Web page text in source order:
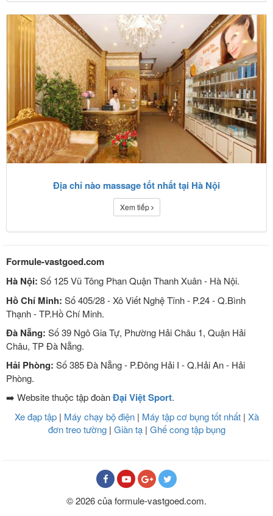
Địa chỉ nào massage tốt nhất tại Hà Nội
Xem tiếp
Formule-vastgoed.com
Hà Nội: Số 125 Vũ Tông Phan Quận Thanh Xuân - Hà Nội.
Hồ Chí Minh: Số 405/28 - Xô Viết Nghệ Tĩnh - P.24 - Q.Bình
Thạnh - TP.Hồ Chí Minh.
Đà Nẵng: Số 39 Ngô Gia Tự, Phường Hải Châu 1, Quận Hải
Châu, TP Đà Nẵng.
Hải Phòng: Số 385 Đà Nẵng - P.Đông Hải I - Q.Hải An - Hải
Phòng.
➡️ Website thuộc tập đoànĐại Việt Sport.
Xe đạp tập| Máy chạy bộ điện| Máy tập cơ bụng tốt nhất| Xà
đơn treo tường| Giàn tạ| Ghế cong tập bụng
© 2026 của formule-vastgoed.com.